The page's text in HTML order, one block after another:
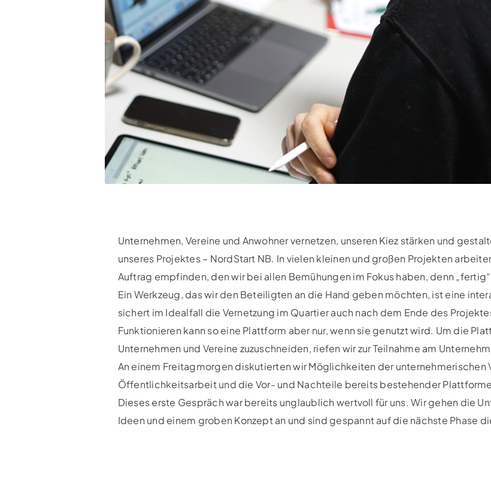
Unternehmen, Vereine und Anwohner vernetzen, unseren Kiez stärken und
unseres Projektes – NordStart NB. In vielen kleinen und großen Projekten
Auftrag empfinden, den wir bei allen Bemühungen im Fokus haben, denn
Ein Werkzeug, das wir den Beteiligten an die Hand geben möchten, ist eine
sichert im Idealfall die Vernetzung im Quartier auch nach dem Ende des
Funktionieren kann so eine Plattform aber nur, wenn sie genutzt wird. Um die
Unternehmen und Vereine zuzuschneiden, riefen wir zur Teilnahme am
An einem Freitagmorgen diskutierten wir Möglichkeiten der unternehmerischen
Öffentlichkeitsarbeit und die Vor- und Nachteile bereits bestehender
Dieses erste Gespräch war bereits unglaublich wertvoll für uns. Wir gehen die
Ideen und einem groben Konzept an und sind gespannt auf die nächste Phase